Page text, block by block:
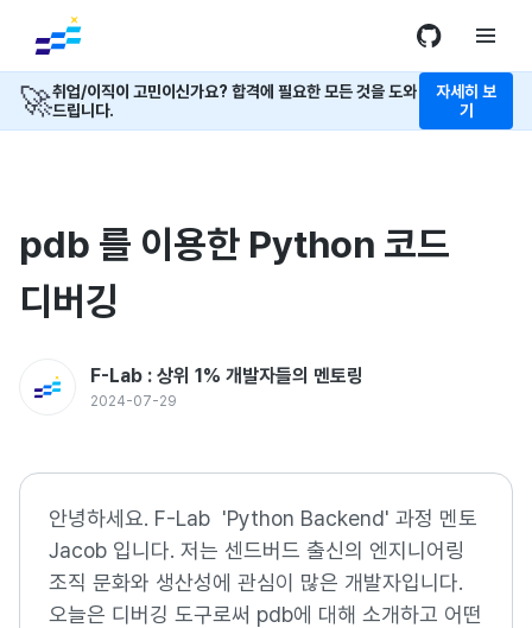
🚀취업/이직이 고민이신가요? 합격에 필요한 모든 것을 도와
드립니다.
자세히 보
기
pdb 를 이용한 Python 코드
디버깅
F-Lab : 상위 1% 개발자들의 멘토링
2024-07-29
안녕하세요. F-Lab 'Python Backend' 과정 멘토
Jacob 입니다. 저는 센드버드 출신의 엔지니어링
조직 문화와 생산성에 관심이 많은 개발자입니다.
오늘은 디버깅 도구로써 pdb에 대해 소개하고 어떤